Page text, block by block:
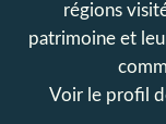
régions
patrimoine et
Voir le profil